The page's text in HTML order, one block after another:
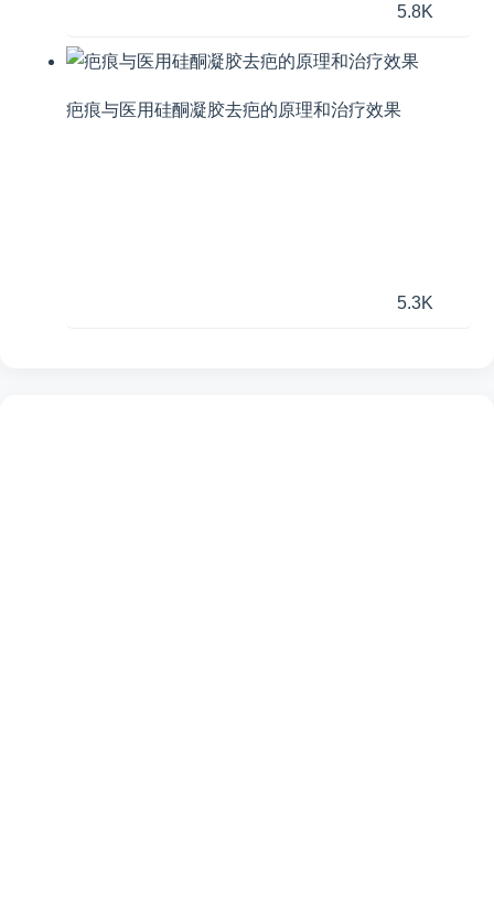
5.8K
疤痕与医用硅酮凝胶去疤的原理和治疗效果
5.3K